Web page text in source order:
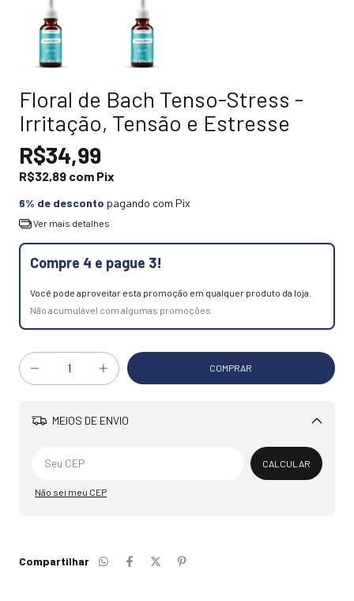
Floral de Bach Tenso-Stress -
Irritação, Tensão e Estresse
R$34,99
R$32,89 com Pix
6% de desconto pagando com Pix
Ver mais detalhes
Compre 4 e pague 3!
Você pode aproveitar esta promoção em qualquer produto da loja.
Não acumulável com algumas promoções
MEIOS DE ENVIO
Alterar CEP
CALCULAR
Não sei meu CEP
Compartilhar